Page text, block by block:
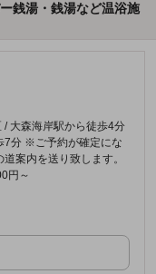
銭湯・銭湯など温浴施
/ 大森海岸駅から徒歩4分
7分 ※ご予約が確定にな
案内を送り致します。
円～